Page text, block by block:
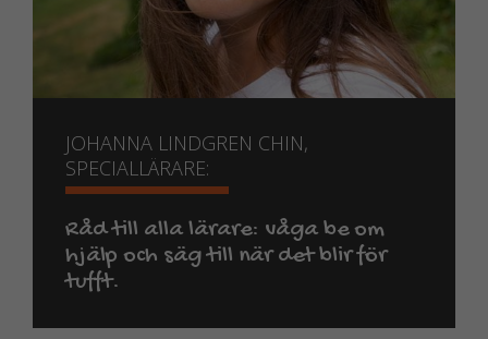
JOHANNA LINDGREN CHIN,
SPECIALLÄRARE:
Råd till alla lärare: våga be om
hjälp och säg till när det blir för
tufft.